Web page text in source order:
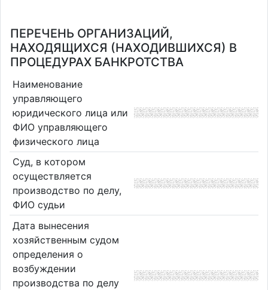
ПЕРЕЧЕНЬ ОРГАНИЗАЦИЙ,
НАХОДЯЩИХСЯ (НАХОДИВШИХСЯ) В
ПРОЦЕДУРАХ БАНКРОТСТВА
Наименование
управляющего
юридического лица или
ФИО управляющего
физического лица
Суд, в котором
осуществляется
производство по делу,
ФИО судьи
Дата вынесения
хозяйственным судом
определения о
возбуждении
производства по делу